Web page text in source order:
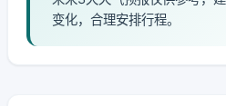
变化，合理安排行程。